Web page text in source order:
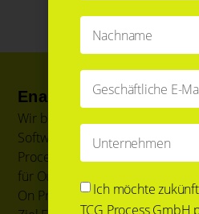
Enable the digital
Wir bieten auf einer BPM
Softwarelösungen für Intelligent
Processing, Business Process
für Output Prozesse. Unsere
On Premise oder in der Cloud
Ich möchte
TCG Process GmbH